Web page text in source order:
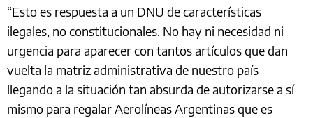
“Esto es respuesta a un DNU de características
ilegales, no constitucionales. No hay ni necesidad ni
urgencia para aparecer con tantos artículos que dan
vuelta la matriz administrativa de nuestro país
llegando a la situación tan absurda de autorizarse a sí
mismo para regalar Aerolíneas Argentinas que es